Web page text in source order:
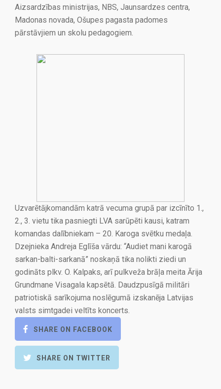
Aizsardzības ministrijas, NBS, Jaunsardzes centra,
Madonas novada, Ošupes pagasta padomes
pārstāvjiem un skolu pedagogiem.
Uzvarētājkomandām katrā vecuma grupā par izcīnīto 1.,
2., 3. vietu tika pasniegti LVA sarūpēti kausi, katram
komandas dalībniekam – 20. Karoga svētku medaļa.
Dzejnieka Andreja Eglīša vārdu: “Audiet mani karogā
sarkan-balti-sarkanā” noskaņā tika nolikti ziedi un
godināts plkv. O. Kalpaks, arī pulkveža brāļa meita Ārija
Grundmane Visagala kapsētā. Daudzpusīgā militāri
patriotiskā sarīkojuma noslēgumā izskanēja Latvijas
valsts simtgadei veltīts koncerts.
SHARE ON FACEBOOK
SHARE ON TWITTER